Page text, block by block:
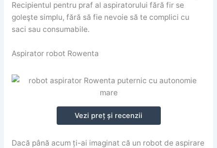
Recipientul pentru praf al aspiratorului fără fir se
goleşte simplu, fără să fie nevoie să te complici cu
saci sau consumabile.
Aspirator robot Rowenta
Vezi preț și recenzii
Dacă până acum ți-ai imaginat că un robot de aspirare